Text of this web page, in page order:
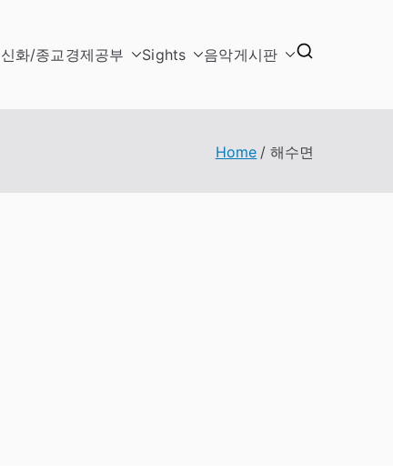
신화/종교경제공부 Sights 음악게시판
Home 해수면